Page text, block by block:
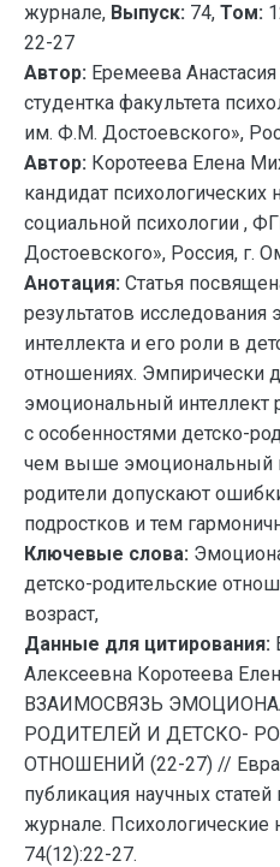
журнале, Выпуск: 74, Том:
22-27
Автор: Еремеева
студентка факультета
им. Ф.М. Достоевского»,
Автор: Коротеева Елена
кандидат
социальной психологии ,
Достоевского», Россия, г.
Анотация: Статья
результатов исследования
интеллекта и его роли в
отношениях. Эмпирически
эмоциональный интеллект
с особенностями детско-
чем выше эмоциональный
родители допускают
подростков и тем
Ключевые слова:
детско-родительские
возраст,
Данные для цитирования:
Алексеевна Коротеева
ВЗАИМОСВЯЗЬ
РОДИТЕЛЕЙ И ДЕТСКО-
ОТНОШЕНИЙ (22-27) //
публикация научных
журнале. Психологические
74(12):22-27.